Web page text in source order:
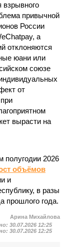
привычной
России
а
отклоняются
юани или
союзе
от
вырасти на
полугодии 2026
объёмов
и
в разы
прошлого года.
Арина Михайлова
30.07.2026 12:25
30.07.2026 12:25